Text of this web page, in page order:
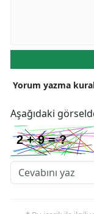
Yorum yazma
Aşağıdaki